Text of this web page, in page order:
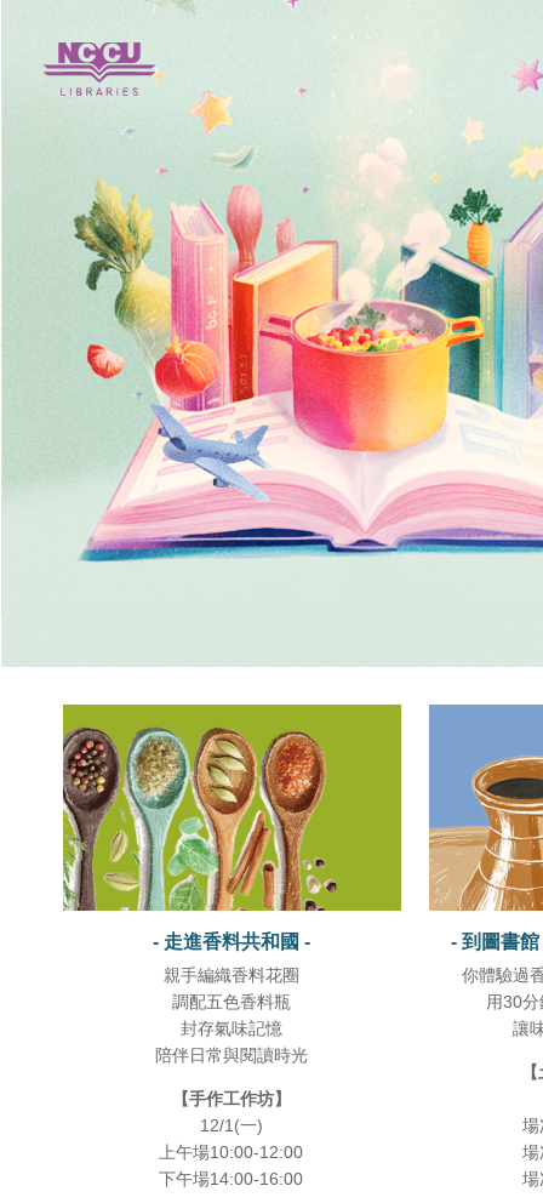
- 走進香料共和國 -
親手編織香料花圈
調配五色香料瓶
封存氣味記憶
陪伴日常與閱讀時光
【手作工作坊】
12/1(一)
上午場10:00-12:00
下午場14:00-16:00
- 到圖書
你體驗過
用30
讓